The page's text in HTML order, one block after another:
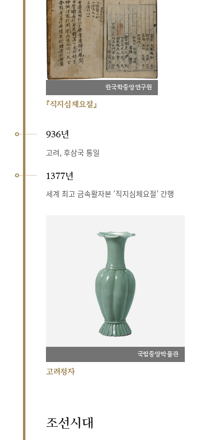
한국학중앙연구원
『직지심체요절』
936년
고려, 후삼국 통일
1377년
세계 최고 금속활자본 ‘직지심체요절’ 간행
국립중앙박물관
고려청자
조선시대